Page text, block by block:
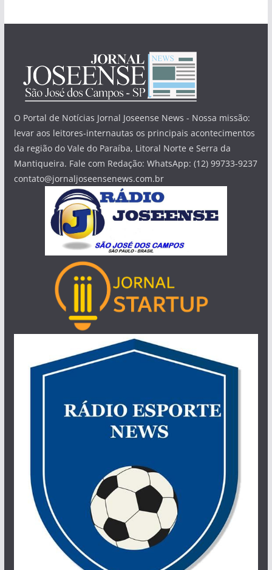
O Portal de Notícias Jornal Joseense News - Nossa missão:
levar aos leitores-internautas os principais acontecimentos
da região do Vale do Paraíba, Litoral Norte e Serra da
Mantiqueira. Fale com Redação: WhatsApp: (12) 99733-9237
contato@jornaljoseensenews.com.br